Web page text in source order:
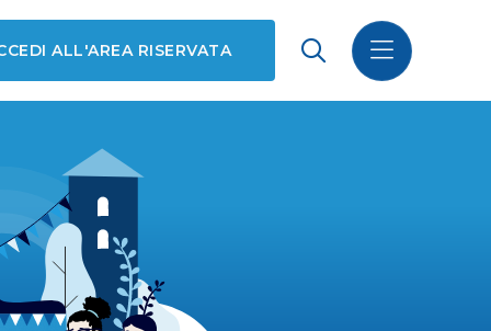
ALL'AREA RISERVATA